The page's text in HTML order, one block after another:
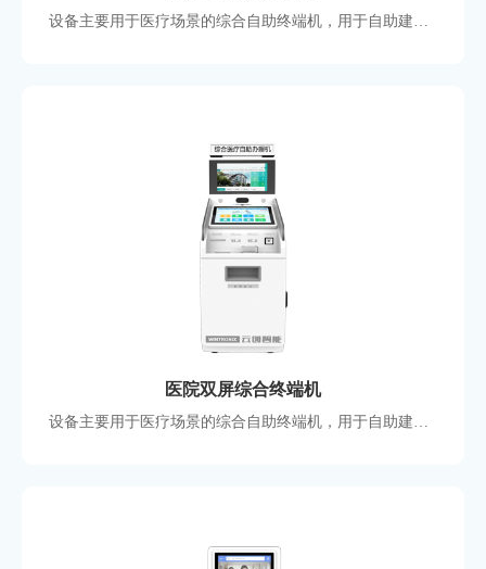
设备主要用于医疗场景的综合自助终端机，用于自助建档发卡、查询、缴费 、挂号等，屏幕采用43寸高清电容屏，美观大气，医院常用款式，支持定制国产化硬件方案。
医院双屏综合终端机
设备主要用于医疗场景的综合自助终端机，用于自助建档发卡、查询、缴费 、挂号、取单等，功能模块丰富，双屏设计，适合各大小医院，支持定制国产化硬件方案。